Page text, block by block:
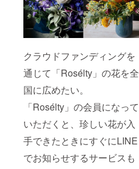
クラウドファンディングを
通じて「Rosélty」の花を全
国に広めたい。
「Rosélty」の会員になって
いただくと、珍しい花が入
手できたときにすぐにLINE
でお知らせするサービスも